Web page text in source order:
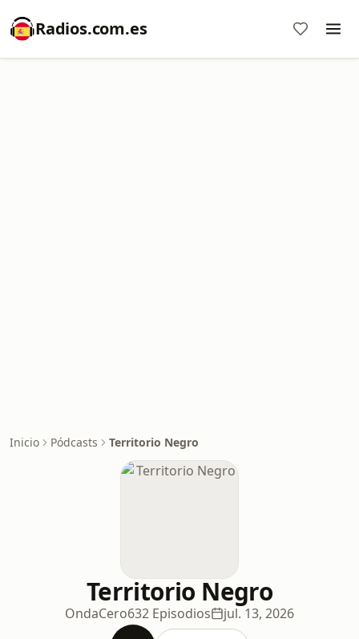
Radios.com.es
Inicio Pódcasts Territorio Negro
Territorio Negro
OndaCero632 Episodios jul. 13, 2026